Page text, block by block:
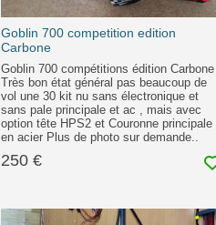
Goblin 700 competition edition
Carbone
Goblin 700 compétitions édition Carbone
Très bon état général pas beaucoup de
vol une 30 kit nu sans électronique et
sans pale principale et ac , mais avec
option tête HPS2 et Couronne principale
en acier Plus de photo sur demande..
250 €